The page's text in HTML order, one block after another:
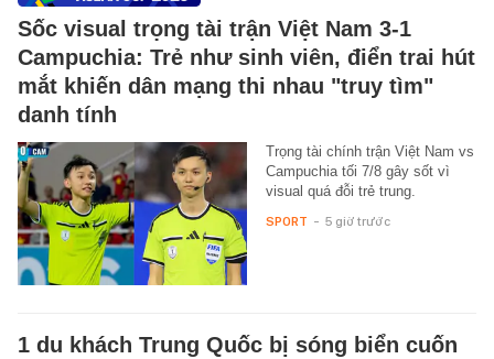
Sốc visual trọng tài trận Việt Nam 3-1
Campuchia: Trẻ như sinh viên, điển trai hút
mắt khiến dân mạng thi nhau "truy tìm"
danh tính
Trọng tài chính trận Việt Nam vs
Campuchia tối 7/8 gây sốt vì
visual quá đỗi trẻ trung.
SPORT - 5 giờ trước
1 du khách Trung Quốc bị sóng biển cuốn